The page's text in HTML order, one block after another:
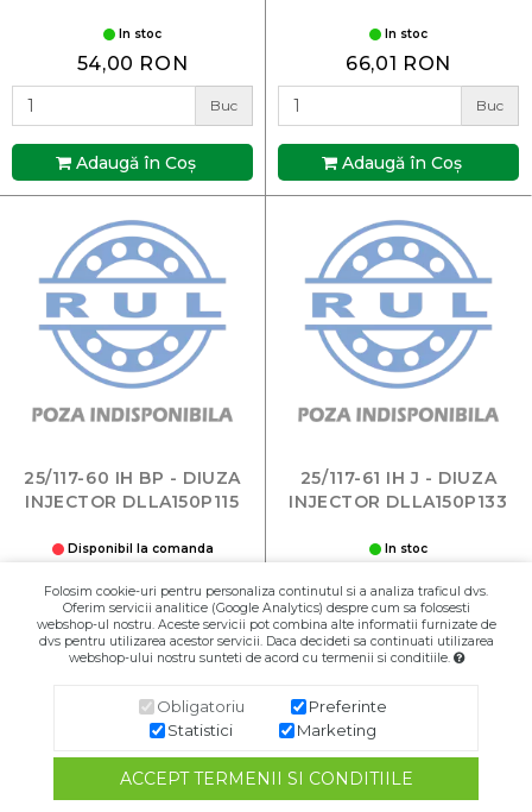
In stoc
54,00 RON
Buc
Adaugă în Coş
In stoc
66,01 RON
Buc
Adaugă în Coş
25/117-60 IH BP - DIUZA
INJECTOR DLLA150P115
Disponibil la comanda
Buc
25/117-61 IH J - DIUZA
INJECTOR DLLA150P133
In stoc
Buc
Folosim cookie-uri pentru personaliza continutul si a analiza traficul dvs.
Oferim servicii analitice (Google Analytics) despre cum sa folosesti
webshop-ul nostru. Aceste servicii pot combina alte informatii furnizate de
dvs pentru utilizarea acestor servicii. Daca decideti sa continuati utilizarea
webshop-ului nostru sunteti de acord cu termenii si conditiile.
Obligatoriu
Preferinte
Statistici
Marketing
ACCEPT TERMENII SI CONDITIILE